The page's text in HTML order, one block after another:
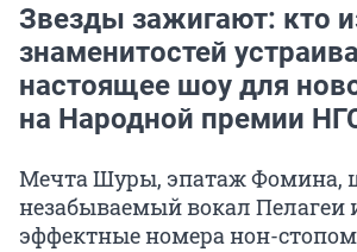
Звезды зажигают: кто
знаменитостей
настоящее шоу для
на Народной премии
Мечта Шуры, эпатаж Фомина,
незабываемый вокал Пелагеи
эффектные номера нон-стопом